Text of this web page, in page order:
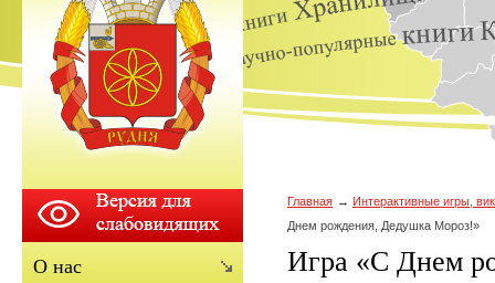
Главная
Интерактивные игры,
Днем рождения, Дедушка Мороз!»
Игра «С Днем
О нас